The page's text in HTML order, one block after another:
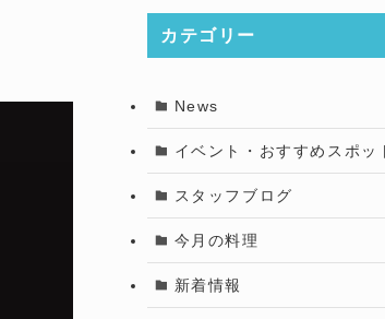
カテゴリー
News
イベント・おすすめスポッ
スタッフブログ
今月の料理
新着情報